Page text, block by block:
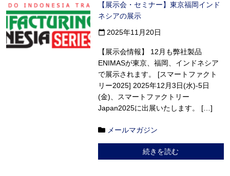
【展示会・セミナー】東京福岡インド
ネシアの展示
calendar_today 2025年11月20日
【展示会情報】 12月も弊社製品
ENIMASが東京、福岡、インドネシア
で展示されます。 [スマートファクト
リー2025] 2025年12月3日(水)-5日
(金)、スマートファクトリー
Japan2025に出展いたします。 […]
メールマガジン
続きを読む